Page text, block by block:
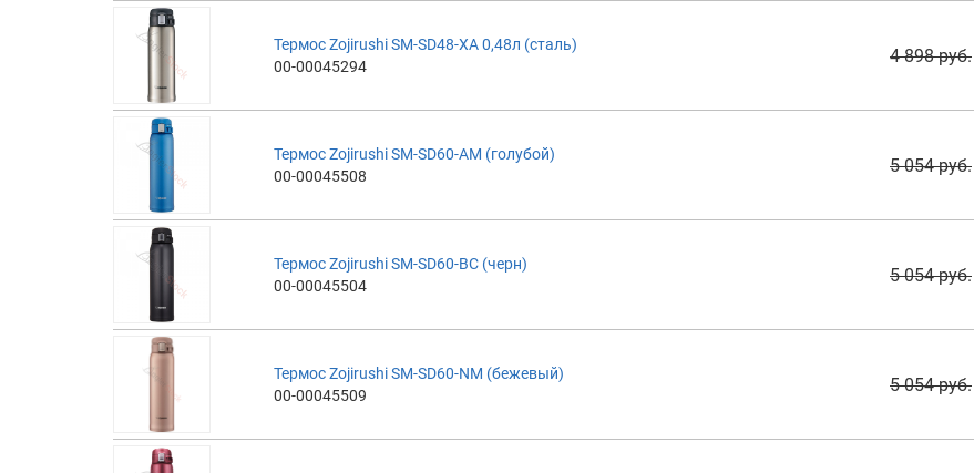
Термос Zojirushi SM-SD48-XA 0,48л (сталь)
00-00045294
4 898 руб.
Термос Zojirushi SM-SD60-AM (голубой)
00-00045508
5 054 руб.
Термос Zojirushi SM-SD60-BC (черн)
00-00045504
5 054 руб.
Термос Zojirushi SM-SD60-NM (бежевый)
00-00045509
5 054 руб.